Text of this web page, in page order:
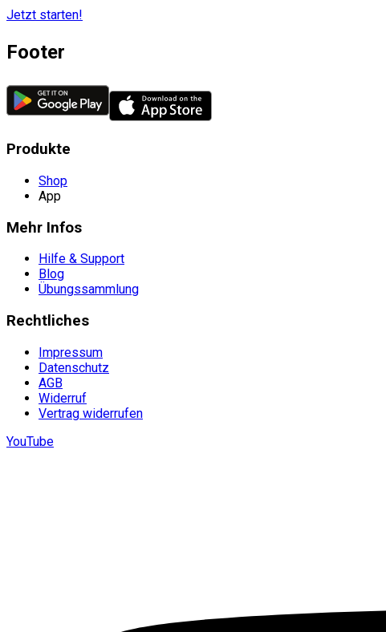
Jetzt starten!
Footer
Produkte
Shop
App
Mehr Infos
Hilfe & Support
Blog
Übungssammlung
Rechtliches
Impressum
Datenschutz
AGB
Widerruf
Vertrag widerrufen
YouTube